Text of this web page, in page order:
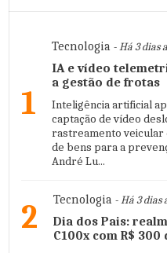
1
Tecnologia - Há 3 dias
IA e vídeo
a gestão de frotas
Inteligência artificial
captação de vídeo
rastreamento veicular
de bens para a
André Lu...
2 Tecnologia - Há 3 dias
Dia dos Pais:
C100x com R$ 300